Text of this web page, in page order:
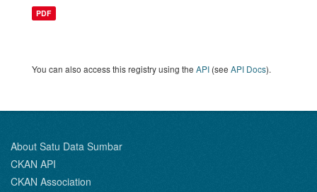
PDF
You can also access this registry using the API (see API Docs).
About Satu Data Sumbar
CKAN API
CKAN Association